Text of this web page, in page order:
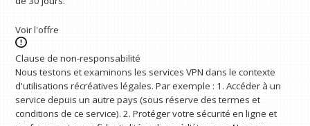
Voir l'offre
Clause de non-responsabilité
Nous testons et examinons les services VPN dans le contexte
d'utilisations récréatives légales. Par exemple : 1. Accéder à un
service depuis un autre pays (sous réserve des termes et
conditions de ce service). 2. Protéger votre sécurité en ligne et